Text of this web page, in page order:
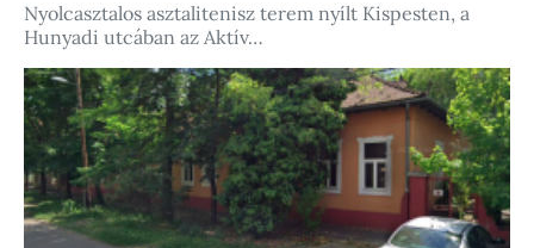
Nyolcasztalos asztalitenisz terem nyílt Kispesten, a
Hunyadi utcában az Aktív…